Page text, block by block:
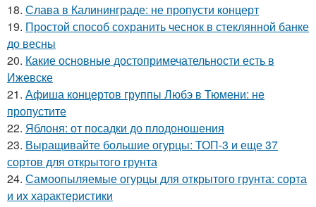
18. Слава в Калининграде: не пропусти концерт
19. Простой способ сохранить чеснок в стеклянной банке
до весны
20. Какие основные достопримечательности есть в
Ижевске
21. Афиша концертов группы Любэ в Тюмени: не
пропустите
22. Яблоня: от посадки до плодоношения
23. Выращивайте большие огурцы: ТОП-3 и еще 37
сортов для открытого грунта
24. Самоопыляемые огурцы для открытого грунта: сорта
и их характеристики